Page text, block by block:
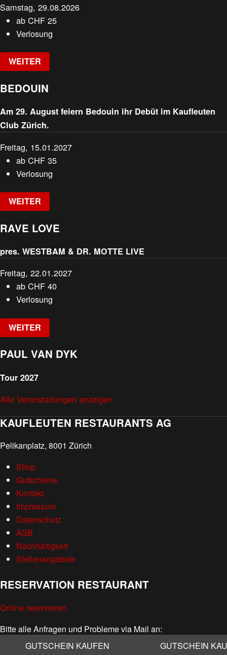
Samstag, 29.08.2026
abCHF 25
Verlosung
WEITER
BEDOUIN
Am 29. August feiern Bedouin ihr Debüt im Kaufleuten
Club Zürich.
Freitag, 15.01.2027
abCHF 35
Verlosung
WEITER
RAVE LOVE
pres. WESTBAM & DR. MOTTE LIVE
Freitag, 22.01.2027
abCHF 40
Verlosung
WEITER
PAUL VAN DYK
Tour 2027
Alle Veranstaltungen anzeigen
KAUFLEUTEN RESTAURANTS AG
Pelikanplatz, 8001 Zürich
Shop
Gutscheine
Kontakt
Impressum
Datenschutz
AGB
Nachhaltigkeit
Stellenangebote
RESERVATION RESTAURANT
Online reservieren
Bitte alle Anfragen und Probleme via Mail an:
info@kaufleuten.ch
GUTSCHEIN KAUFEN GUTSCHEIN